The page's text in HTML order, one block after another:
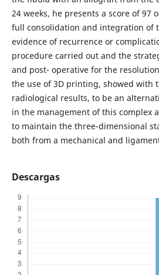
24 weeks, he presents a score of 97
full consolidation and integration of
evidence of recurrence or
procedure carried out and the
and post- operative for the
the use of 3D printing, showed with
radiological results, to be an
in the management of this complex
to maintain the three-dimensional
both from a mechanical and
Descargas